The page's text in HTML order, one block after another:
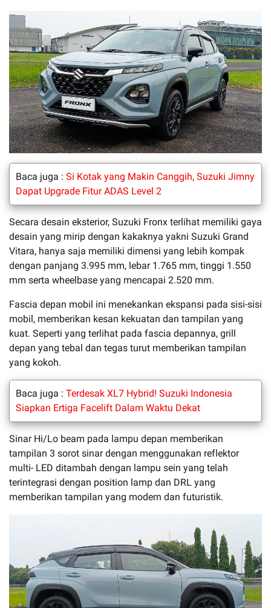
Baca juga : Si Kotak yang Makin Canggih, Suzuki Jimny
Dapat Upgrade Fitur ADAS Level 2
Secara desain eksterior, Suzuki Fronx terlihat memiliki gaya
desain yang mirip dengan kakaknya yakni Suzuki Grand
Vitara, hanya saja memiliki dimensi yang lebih kompak
dengan panjang 3.995 mm, lebar 1.765 mm, tinggi 1.550
mm serta wheelbase yang mencapai 2.520 mm.
Fascia depan mobil ini menekankan ekspansi pada sisi-sisi
mobil, memberikan kesan kekuatan dan tampilan yang
kuat. Seperti yang terlihat pada fascia depannya, grill
depan yang tebal dan tegas turut memberikan tampilan
yang kokoh.
Baca juga : Terdesak XL7 Hybrid! Suzuki Indonesia
Siapkan Ertiga Facelift Dalam Waktu Dekat
Sinar Hi/Lo beam pada lampu depan memberikan
tampilan 3 sorot sinar dengan menggunakan reflektor
multi- LED ditambah dengan lampu sein yang telah
terintegrasi dengan position lamp dan DRL yang
memberikan tampilan yang modern dan futuristik.